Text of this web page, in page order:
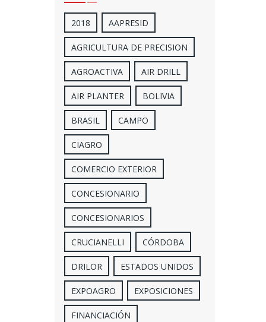
2018 AAPRESID
AGRICULTURA DE PRECISION
AGROACTIVA AIR DRILL
AIR PLANTER BOLIVIA
BRASIL CAMPO
CIAGRO
COMERCIO EXTERIOR
CONCESIONARIO
CONCESIONARIOS
CRUCIANELLI CÓRDOBA
DRILOR ESTADOS UNIDOS
EXPOAGRO EXPOSICIONES
FINANCIACIÓN